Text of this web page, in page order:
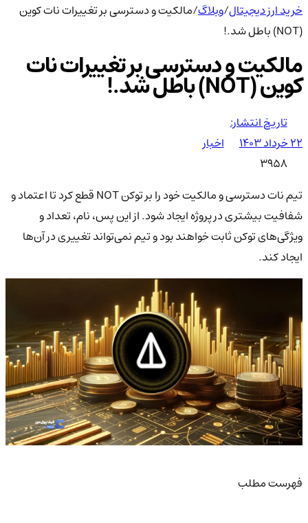
خرید ارز دیجیتال/وبلاگ/مالکیت و دسترسی بر تغییرات نات کوین
مالکیت و دسترسی بر تغییرات نات
کوین (NOT) باطل شد.!
تاریخ انتشار:
۲۲ خرداد ۱۴۰۳
اخبار
3958
تیم نات دسترسی و مالکیت خود را بر توکن NOT قطع کرد تا اعتماد و
شفافیت بیشتری در پروژه ایجاد شود. از این پس، نام، تعداد و
ویژگی‌های توکن ثابت خواهند بود و تیم نمی‌تواند تغییری در آن‌ها
ایجاد کند.
فهرست مطلب